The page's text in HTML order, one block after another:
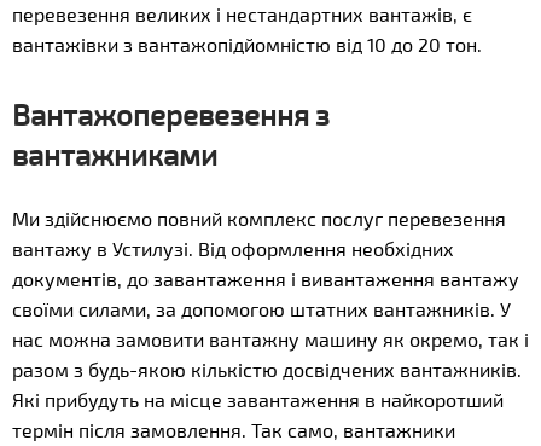
перевезення великих і нестандартних вантажів, є
вантажівки з вантажопідйомністю від 10 до 20 тон.
Вантажоперевезення з
вантажниками
Ми здійснюємо повний комплекс послуг перевезення
вантажу в Устилузі. Від оформлення необхідних
документів, до завантаження і вивантаження вантажу
своїми силами, за допомогою штатних вантажників. У
нас можна замовити вантажну машину як окремо, так і
разом з будь-якою кількістю досвідчених вантажників.
Які прибудуть на місце завантаження в найкоротший
термін після замовлення. Так само, вантажники